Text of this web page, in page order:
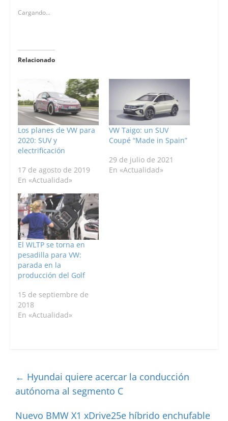
Cargando...
Relacionado
Los planes de VW para
2020: SUV y
electrificación
17 de agosto de 2019
En «Actualidad»
VW Taigo: un SUV
Coupé “Made in Spain”
29 de julio de 2021
En «Actualidad»
El WLTP se torna en
pesadilla para VW:
parada en la
producción del Golf
15 de septiembre de
2018
En «Actualidad»
← Hyundai quiere acercar la conducción
autónoma al segmento C
Nuevo BMW X1 xDrive25e híbrido enchufable